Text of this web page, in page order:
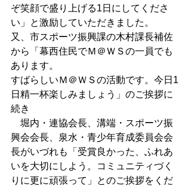
ぞ笑顔で盛り上げる1日にしてくださ
い」と激励していただきました。
又、市スポーツ振興課の木村課長補佐
から「幕西住民でＭ＠ＷＳの一員でも
あります。
すばらしいＭ＠ＷＳの活動です。今日1
日精一杯楽しみましょう」のご挨拶に
続き
堀内・連協会長、溝端・スポーツ振
興会会長、泉水・青少年育成委員会会
長がいづれも「受賞良かった、ふれあ
いを大切にしよう。コミュニティづく
りに更に頑張って」とのご挨拶をくだ